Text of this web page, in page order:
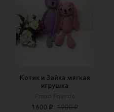
Котик и Зайка мягкая
игрушка
Piano Friends
1600 ₽ 1900 ₽